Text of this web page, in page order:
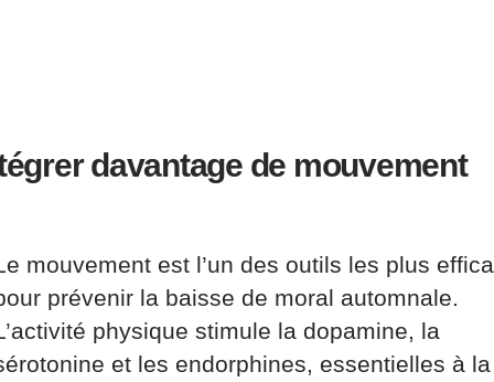
davantage de mouvement
mouvement est l’un des outils les plus
prévenir la baisse de moral automnale.
physique stimule la dopamine, la
et les endorphines, essentielles à la